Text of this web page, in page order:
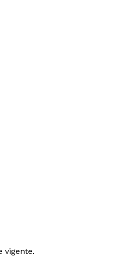
vigente.